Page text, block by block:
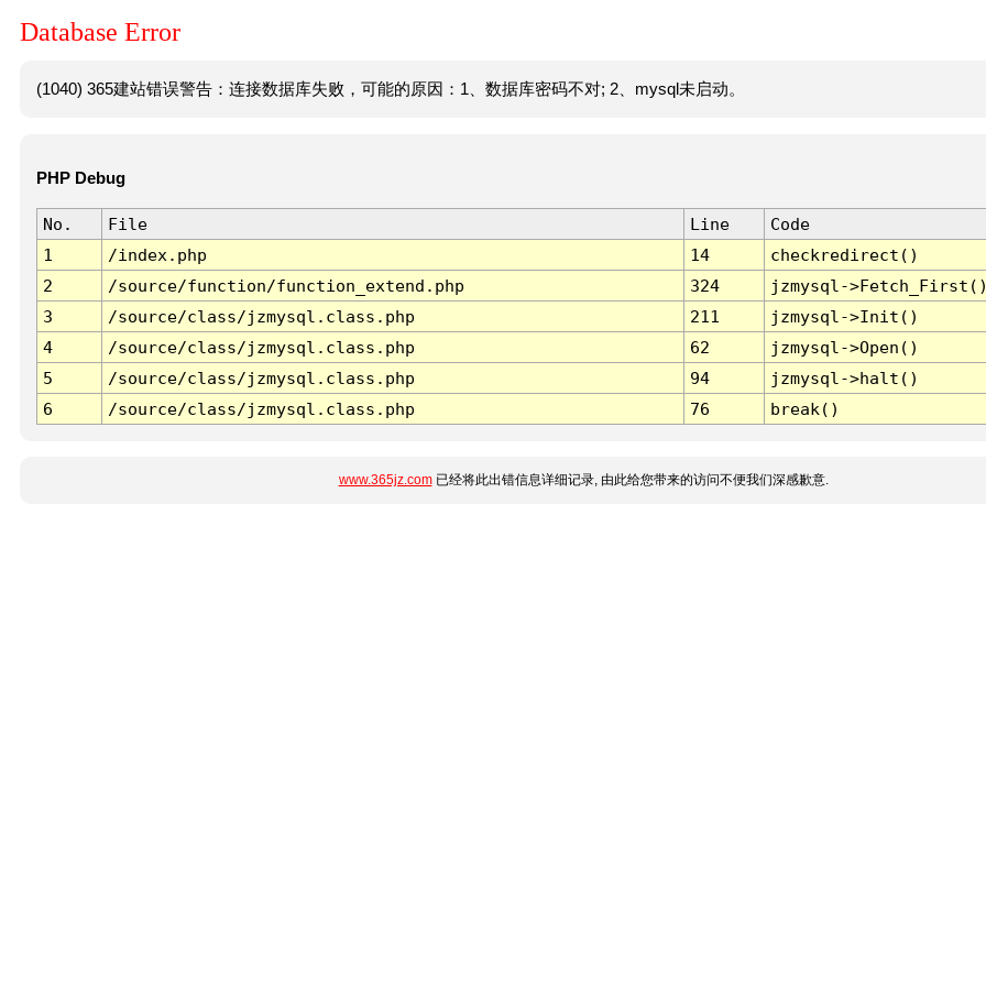
Database Error
(1040) 365建站错误警告：连接数据库失败，可能的原因：1、数据库密码不对; 2、mysql未启动。
PHP Debug
No. File Line
Code
1
/index.php 14
checkredirect()
2
/source/function/function_extend.php 324
jzmysql-
3
/source/class/jzmysql.class.php 211
jzmysql->Init()
4
/source/class/jzmysql.class.php 62
jzmysql->Open()
5
/source/class/jzmysql.class.php 94
jzmysql->halt()
6
/source/class/jzmysql.class.php 76 break()
www.365jz.com已经将此出错信息详细记录, 由此给您带来的访问不便我们深感歉意.